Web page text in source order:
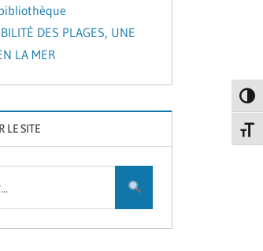
DES PLAGES, UNE
LA MER
LE SITE